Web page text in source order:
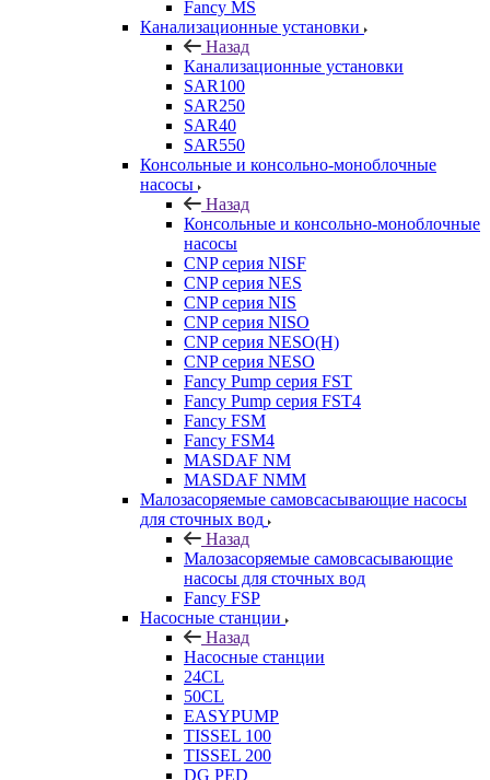
Fancy MS
Канализационные установки
Назад
Канализационные установки
SAR100
SAR250
SAR40
SAR550
Консольные и консольно-моноблочные
насосы
Назад
Консольные и консольно-моноблочные
насосы
CNP серия NISF
CNP серия NES
CNP серия NIS
CNP серия NISO
CNP серия NESO(H)
CNP серия NESO
Fancy Pump серия FST
Fancy Pump серия FST4
Fancy FSM
Fancy FSM4
MASDAF NM
MASDAF NMM
Малозасоряемые самовсасывающие насосы
для сточных вод
Назад
Малозасоряемые самовсасывающие
насосы для сточных вод
Fancy FSP
Насосные станции
Назад
Насосные станции
24CL
50CL
EASYPUMP
TISSEL 100
TISSEL 200
DG PED